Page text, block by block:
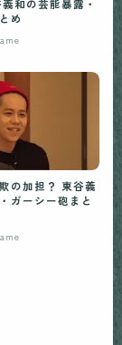
和の芸能暴露・
め
担？ 東谷義
ガーシー砲まと